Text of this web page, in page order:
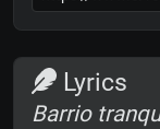
Lyrics
Barrio